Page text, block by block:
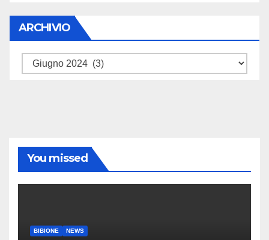
ARCHIVIO
ARCHIVIO
You missed
BIBIONE NEWS